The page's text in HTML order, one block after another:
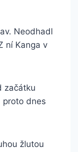
Neodhadl
ní Kanga v
začátku
proto dnes
žlutou